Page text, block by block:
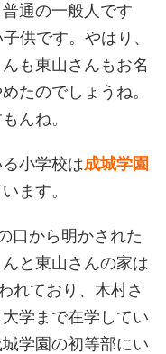
通の一般人です
供です。やはり、
も東山さんもお名
たのでしょうね。
んね。
小学校は成城学園
ます。
口から明かされた
と東山さんの家は
れており、木村さ
学まで在学してい
学園の初等部にい